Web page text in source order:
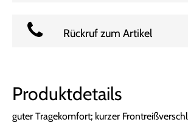
Rückruf zum Artikel
Produktdetails
guter Tragekomfort; kurzer